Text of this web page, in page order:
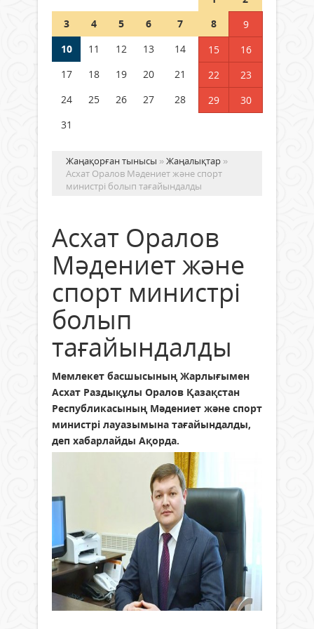
мыңнан астам көрерменнің
қауіпсіздігін қамтамасыз етті
06 тамыз 2026 ж.
3
4 5 6 7 8
9
10
11 12 13 14 15
16
17
18 19 20 21 22
23
24
25 26 27 28 29
30
31
Жаңақорған тынысы »Жаңалықтар »
Асхат Оралов Мәдениет және спорт
министрі болып тағайындалды
Асхат Оралов
Мәдениет және
спорт министрі
болып
тағайындалды
Мемлекет басшысының Жарлығымен
Асхат Раздықұлы Оралов Қазақстан
Республикасының Мәдениет және спорт
министрі лауазымына тағайындалды,
деп хабарлайды Ақорда.